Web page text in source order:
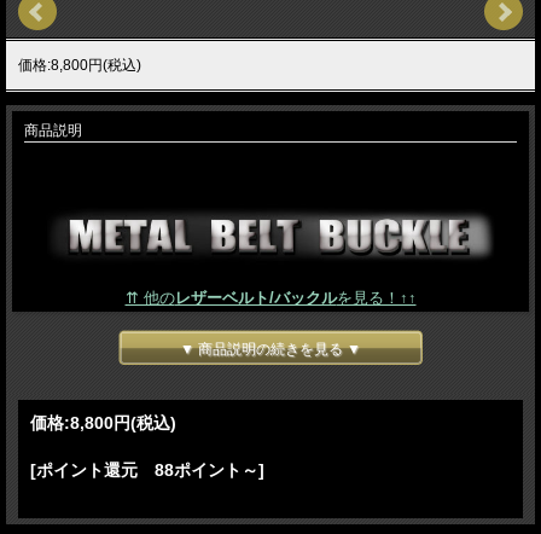
価格:8,800円(税込)
商品説明
⇈ 他のレザーベルト/バックルを見る！↑↑
▼ 商品説明の続きを見る ▼
価格:8,800円(税込)
[ポイント還元 88ポイント～]